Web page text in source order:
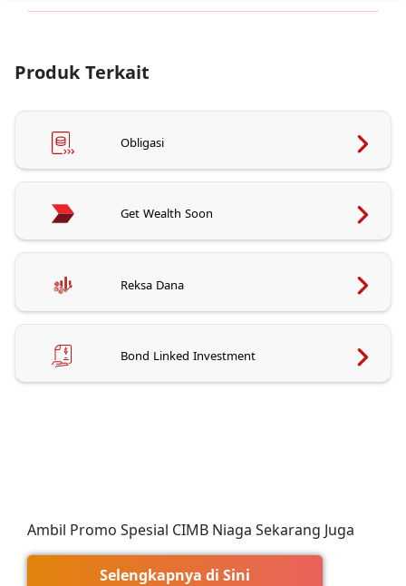
Produk Terkait
Obligasi
Get Wealth Soon
Reksa Dana
Bond Linked Investment
Ambil Promo Spesial CIMB Niaga Sekarang Juga
Selengkapnya di Sini